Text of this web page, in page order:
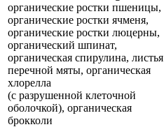
органические ростки пшеницы,
органические ростки ячменя,
органические ростки люцерны,
органический шпинат,
органическая спирулина, листья
перечной мяты, органическая
хлорелла
(с разрушенной клеточной
оболочкой), органическая
брокколи